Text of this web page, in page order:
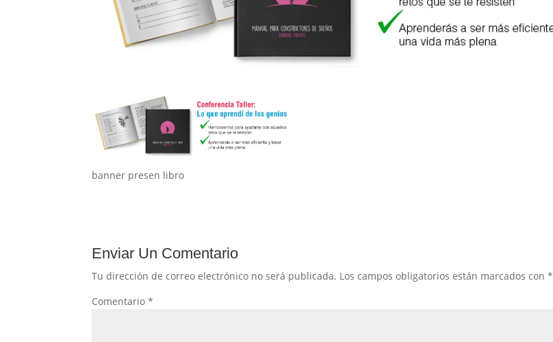
banner presen libro
Enviar Un Comentario
Tu dirección de correo electrónico no será publicada. Los campos obligatorios están marcados con*
Comentario*